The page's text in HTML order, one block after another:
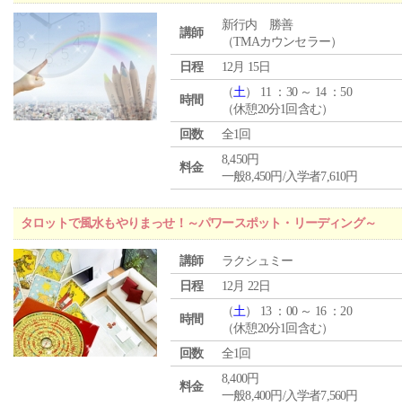
講師
新行内 勝善
（TMAカウンセラー）
日程
12月 15日
時間
（土） 11 ：30 ～ 14 ：50
（休憩20分1回含む）
回数
全1回
料金
8,450円
一般8,450円/入学者7,610円
タロットで風水もやりまっせ！～パワースポット・リーディング～
講師
ラクシュミー
日程
12月 22日
時間
（土） 13 ：00 ～ 16 ：20
（休憩20分1回含む）
回数
全1回
料金
8,400円
一般8,400円/入学者7,560円